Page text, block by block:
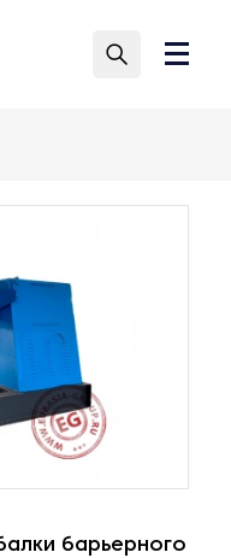
барьерного